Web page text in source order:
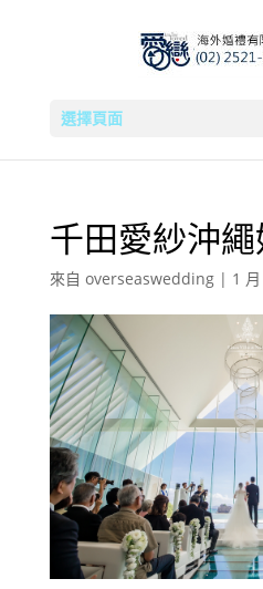
選擇頁面
千田愛紗沖
來自 overseaswedding| 1